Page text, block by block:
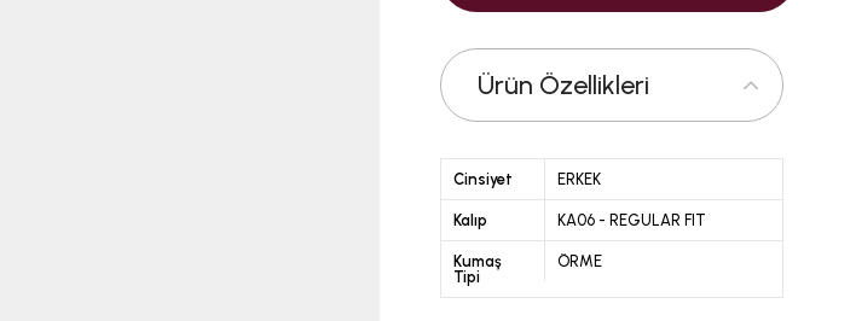
Ürün Özellikleri
Cinsiyet ERKEK
Kalıp KA06 - REGULAR FIT
Kumaş
Tipi
ÖRME